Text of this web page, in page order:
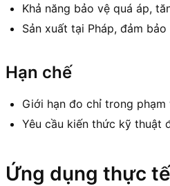
Khả năng bảo vệ quá áp,
Sản xuất tại Pháp, đảm
Hạn chế
Giới hạn đo chỉ trong
Yêu cầu kiến thức kỹ thuật
Ứng dụng thực tế